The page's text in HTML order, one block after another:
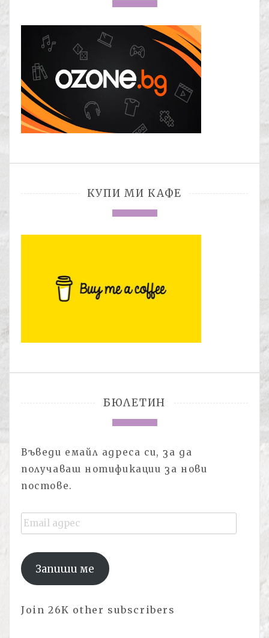
КУПИ МИ КАФЕ
БЮЛЕТИН
Въведи емайл адреса си, за да
получаваш нотификации за нови
постове.
Email
адрес
Запиши ме
Join 26K other subscribers